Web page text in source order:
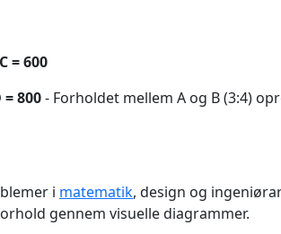
C = 600
= 800- Forholdet mellem A og B (3:4)
i matematik, design og
gennem visuelle diagrammer.